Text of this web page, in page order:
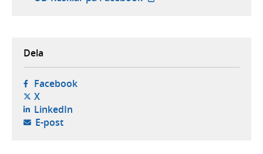
Dela
Facebook- öppnas i ny flik, extern webbplats,
X- öppnas i ny flik, extern webbplats,
LinkedIn- öppnas i ny flik, extern webbplats,
E-post- öppnar din e-postklient,